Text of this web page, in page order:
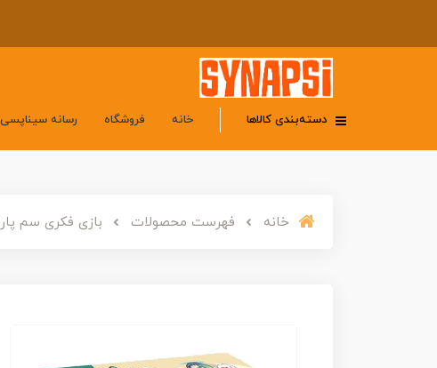
دسته‌بندی کالاها خانه فروشگاه رسانه سیناپسی
خانه فهرست محصولات بازی فکری سم